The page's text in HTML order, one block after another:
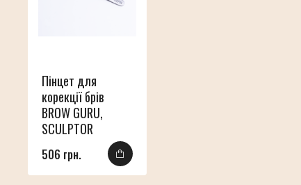
Пінцет для
корекції брів
BROW GURU,
SCULPTOR
506 грн.